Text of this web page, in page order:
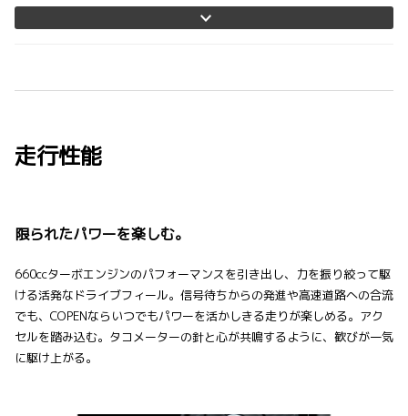
走行性能
限られたパワーを楽しむ。
660ccターボエンジンのパフォーマンスを引き出し、力を振り絞って駆
ける活発なドライブフィール。信号待ちからの発進や高速道路への合流
でも、COPENならいつでもパワーを活かしきる走りが楽しめる。アク
セルを踏み込む。タコメーターの針と心が共鳴するように、歓びが一気
に駆け上がる。